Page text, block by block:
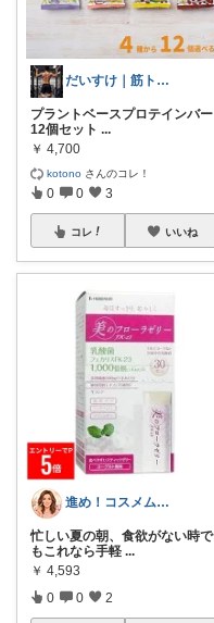
だいすけ｜筋トレ×健康食✕バイクROOM
プラントベースプロテインバー
12個セット ...
￥ 4,700
kotono さんのコレ！
0 0 3
コレ いいね
進め！コスメムスメ！アラフォー美容の鬼
忙しい夏の朝、食欲がない時で
もこれなら手軽 ...
￥ 4,593
0 0 2